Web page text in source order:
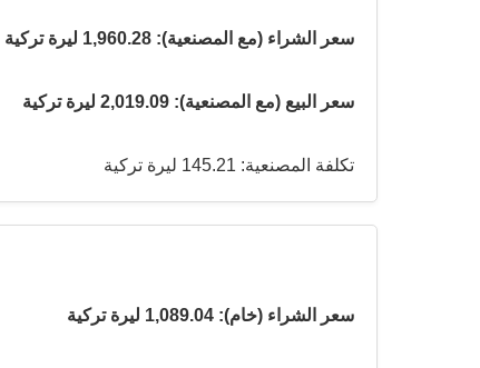
سعر الشراء (مع المصنعية): 1,960.28 ليرة تركية
سعر البيع (مع المصنعية): 2,019.09 ليرة تركية
تكلفة المصنعية: 145.21 ليرة تركية
سعر الشراء (خام): 1,089.04 ليرة تركية